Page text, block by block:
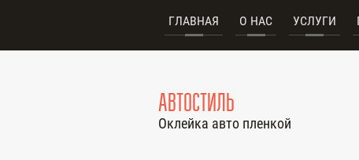
ГЛАВНАЯ О НАС УСЛУГИ
АВТОСТИЛЬ
Оклейка авто пленкой